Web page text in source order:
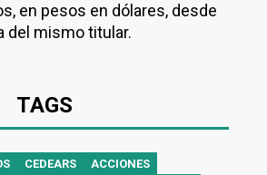
en pesos en dólares, desde
del mismo titular.
TAGS
CEDEARS
ACCIONES